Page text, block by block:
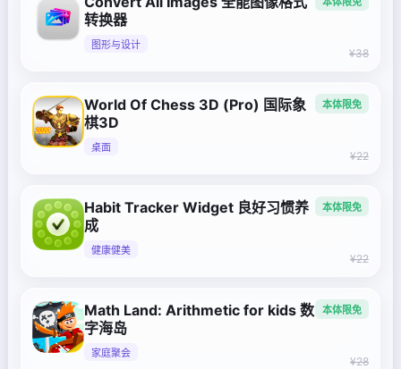
转换器
图形与设计
¥38
World Of Chess 3D (Pro) 国际象
棋3D
桌面
本体限免
¥22
Habit Tracker Widget 良好习惯养
成
健康健美
本体限免
¥22
Math Land: Arithmetic for kids 数
字海岛
家庭聚会
本体限免
¥28